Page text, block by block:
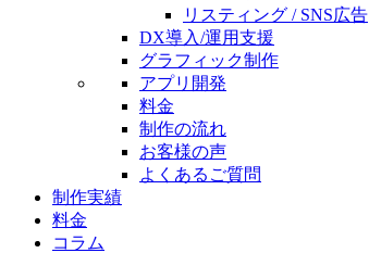
リスティング / SNS広告
DX導入/運用支援
グラフィック制作
アプリ開発
料金
制作の流れ
お客様の声
よくあるご質問
制作実績
料金
コラム